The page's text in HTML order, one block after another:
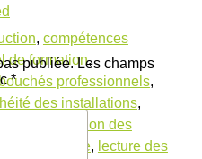
, compétences
de formation,
professionnels,
des installations,
installation des
sanitaire, lecture des
publiée. Les champs
*